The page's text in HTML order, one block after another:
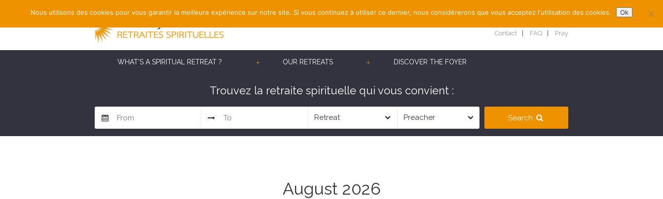
Contact FAQ Pray
WHAT’S A SPIRITUAL RETREAT ? OUR RETREATS DISCOVER THE FOYER
Trouvez la retraite spirituelle qui vous convient :
Search
August 2026
Nous utilisons des cookies pour vous garantir la meilleure expérience sur notre site. Si vous continuez à utiliser ce dernier, nous considérerons que vous acceptez l'utilisation des cookies. Ok